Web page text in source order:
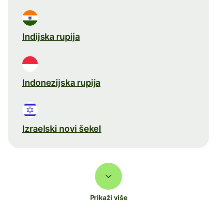
Indijska rupija
Indonezijska rupija
Izraelski novi šekel
Prikaži više